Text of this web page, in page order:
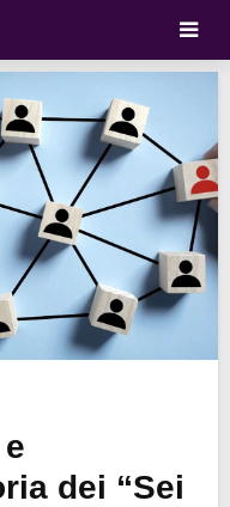
dei “Sei